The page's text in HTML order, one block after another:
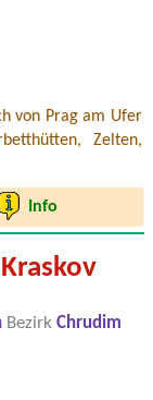
von Prag am Ufer
Zelten,
Info
Bezirk Chrudim